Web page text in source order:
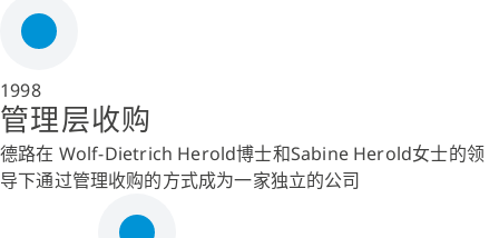
1998
管理层收购
德路在 Wolf-Dietrich Herold博士和Sabine Herold女士的领
导下通过管理收购的方式成为一家独立的公司